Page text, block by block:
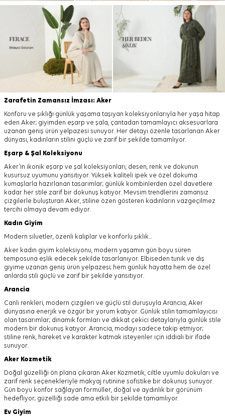
Zarafetin Zamansız İmzası: Aker
Konforu ve şıklığı günlük yaşama taşıyan koleksiyonlarıyla her yaşa hitap
eden Aker; giyimden eşarp ve şala, çantadan tamamlayıcı aksesuarlara
uzanan geniş ürün yelpazesi sunuyor. Her detayı özenle tasarlanan Aker
dünyası, kadınların stilini güçlü ve zarif bir şekilde tamamlıyor.
Eşarp & Şal Koleksiyonu
Aker’in ikonik eşarp ve şal koleksiyonları, desen, renk ve dokunun
kusursuz uyumunu yansıtıyor. Yüksek kaliteli ipek ve özel dokuma
kumaşlarla hazırlanan tasarımlar; günlük kombinlerden özel davetlere
kadar her stile zarif bir dokunuş katıyor. Mevsim trendlerini zamansız
çizgilerle buluşturan Aker, stiline özen gösteren kadınların vazgeçilmez
tercihi olmaya devam ediyor.
Kadın Giyim
Modern siluetler, özenli kalıplar ve konforlu şıklık...
Aker kadın giyim koleksiyonu, modern yaşamın gün boyu süren
temposuna eşlik edecek şekilde tasarlanıyor. Elbiseden tunik ve dış
giyime uzanan geniş ürün yelpazesi; hem günlük hayatta hem de özel
anlarda stili güçlü ve zarif bir şekilde yansıtıyor.
Arancia
Canlı renkleri, modern çizgileri ve güçlü stil duruşuyla Arancia, Aker
dünyasına enerjik ve özgür bir yorum katıyor. Günlük stilin tamamlayıcısı
olan tasarımlar; dinamik formları ve dikkat çekici detaylarıyla günlük stile
modern bir dokunuş katıyor. Arancia, modayı sadece takip etmiyor;
stiline renk, hareket ve karakter katmak isteyenler için iddialı bir ifade
sunuyor.
Aker Kozmetik
Doğal güzelliği ön plana çıkaran Aker Kozmetik, ciltle uyumlu dokuları ve
zarif renk seçenekleriyle makyaj rutinine sofistike bir dokunuş sunuyor.
Gün boyu konfor sağlayan formüller, doğal ve aydınlık bir görünüm
hedefliyor; güzelliği sade ama etkili bir şekilde tamamlıyor.
Ev Giyim